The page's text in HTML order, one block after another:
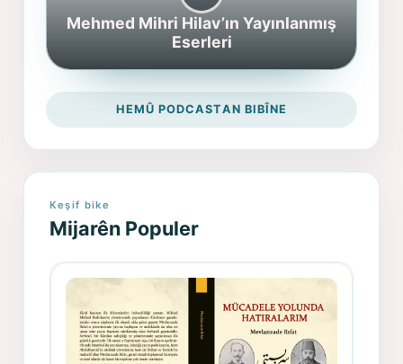
Mehmed Mihri Hilav’ın Yayınlanmış
Eserleri
HEMÛ PODCASTAN BIBÎNE
Keşif bike
Mijarên Populer